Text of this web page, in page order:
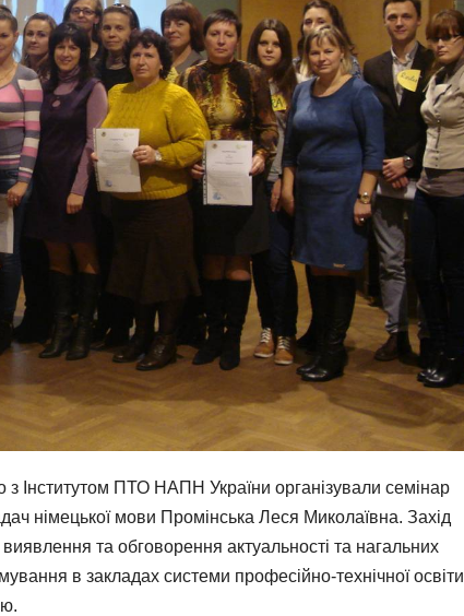
з Інститутом ПТО НАПН України організували семінар
німецької мови Промінська Леся Миколаївна. Захід
та обговорення актуальності та нагальних
в закладах системи професійно-технічної освіти